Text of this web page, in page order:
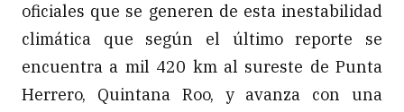
oficiales que se generen de esta inestabilidad
climática que según el último reporte se
encuentra a mil 420 km al sureste de Punta
Herrero, Quintana Roo, y avanza con una